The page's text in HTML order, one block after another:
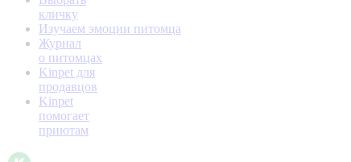
кличку
Изучаем эмоции питомца
Журнал
о питомцах
Kinpet для
продавцов
Kinpet
помогает
приютам